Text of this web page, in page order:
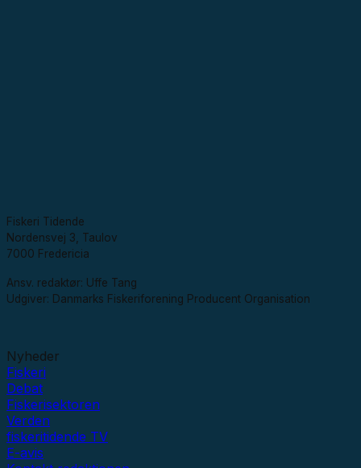
Fiskeri Tidende
Nordensvej 3, Taulov
7000 Fredericia
Ansv. redaktør: Uffe Tang
Udgiver: Danmarks Fiskeriforening Producent Organisation
Nyheder
Fiskeri
Debat
Fiskerisektoren
Verden
fiskeritidende TV
E-avis